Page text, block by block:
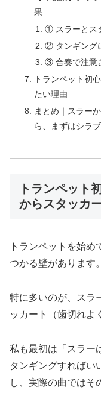
果
① スラーとス
② タンギング
③ 合奏で注意
トランペット初
たい理由
まとめ｜スラー
ら、まずはシラ
トランペット
からスタッカ
トランペットを始
つかる壁があります
特に多いのが、スラ
ッカート（歯切れよ
私も最初は「スラー
タンギングすればい
し、実際の曲ではそ